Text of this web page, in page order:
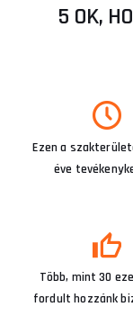
5 OK,
Ezen a
éve
Több, mint 30
fordult hozzánk